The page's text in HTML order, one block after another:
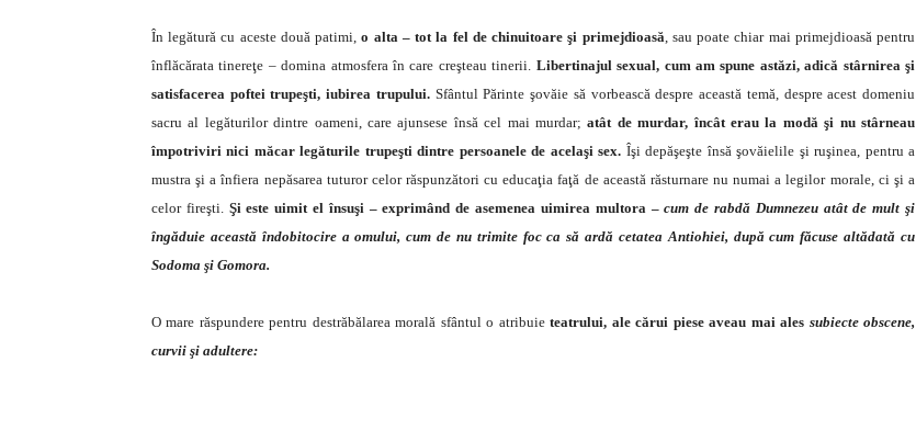
În legătură cu aceste două patimi,o alta – tot la fel de chinuitoare şi primejdioasă , sau poate chiar mai primejdioasă pentru
înflăcărata tinereţe – domina atmosfera în care creşteau tinerii. Libertinajul sexual, cum am spune astăzi, adică stârnirea şi
satisfacerea poftei trupeşti, iubirea trupului. Sfântul Părinte şovăie să vorbească despre această temă, despre acest domeniu
sacru al legăturilor dintre oameni, care ajunsese însă cel mai murdar;atât de murdar, încât erau la modă şi nu stârneau
împotriviri nici măcar legăturile trupeşti dintre persoanele de acelaşi sex. Îşi depăşeşte însă şovăielile şi ruşinea, pentru a
mustra şi a înfiera nepăsarea tuturor celor răspunzători cu educaţia faţă de această răsturnare nu numai a legilor morale, ci şi a
celor fireşti. Şi este uimit el însuşi – exprimând de asemenea uimirea multora –cum de rabdă Dumnezeu atât de mult şi
îngăduie această îndobitocire a omului, cum de nu trimite foc ca să ardă cetatea Antiohiei, după cum făcuse altădată cu
Sodoma şi Gomora.
O mare răspundere pentru destrăbălarea morală sfântul o atribuieteatrului, ale cărui piese aveau mai ales subiecte obscene,
curvii şi adultere: